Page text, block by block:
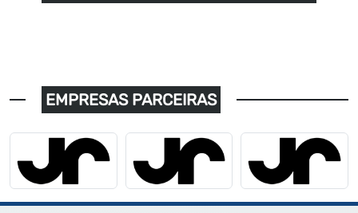
EMPRESAS PARCEIRAS